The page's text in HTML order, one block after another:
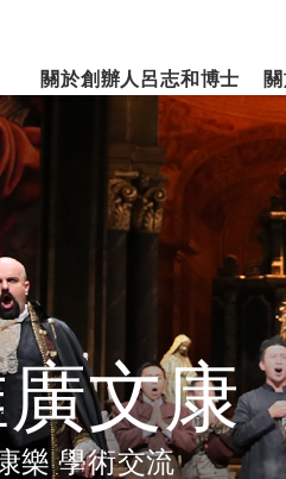
關於創辦人呂志和博士
程
歷
介
事
人呂志和博士簡介
層
覽
娛
會責任
社群
育
康
工
社會及管治報告
際集團有限公司
代號：00173）
樂集團有限公司
份代號：00027）
聯繫
化
展
與生活平衡
缺
念呂志和
消息發布
人」專欄
天下通訊》
故事
詢
新聞焦點
2026年3月27
嘉華國際公佈
業績業務維
更多內容
文康
樂 學術交流